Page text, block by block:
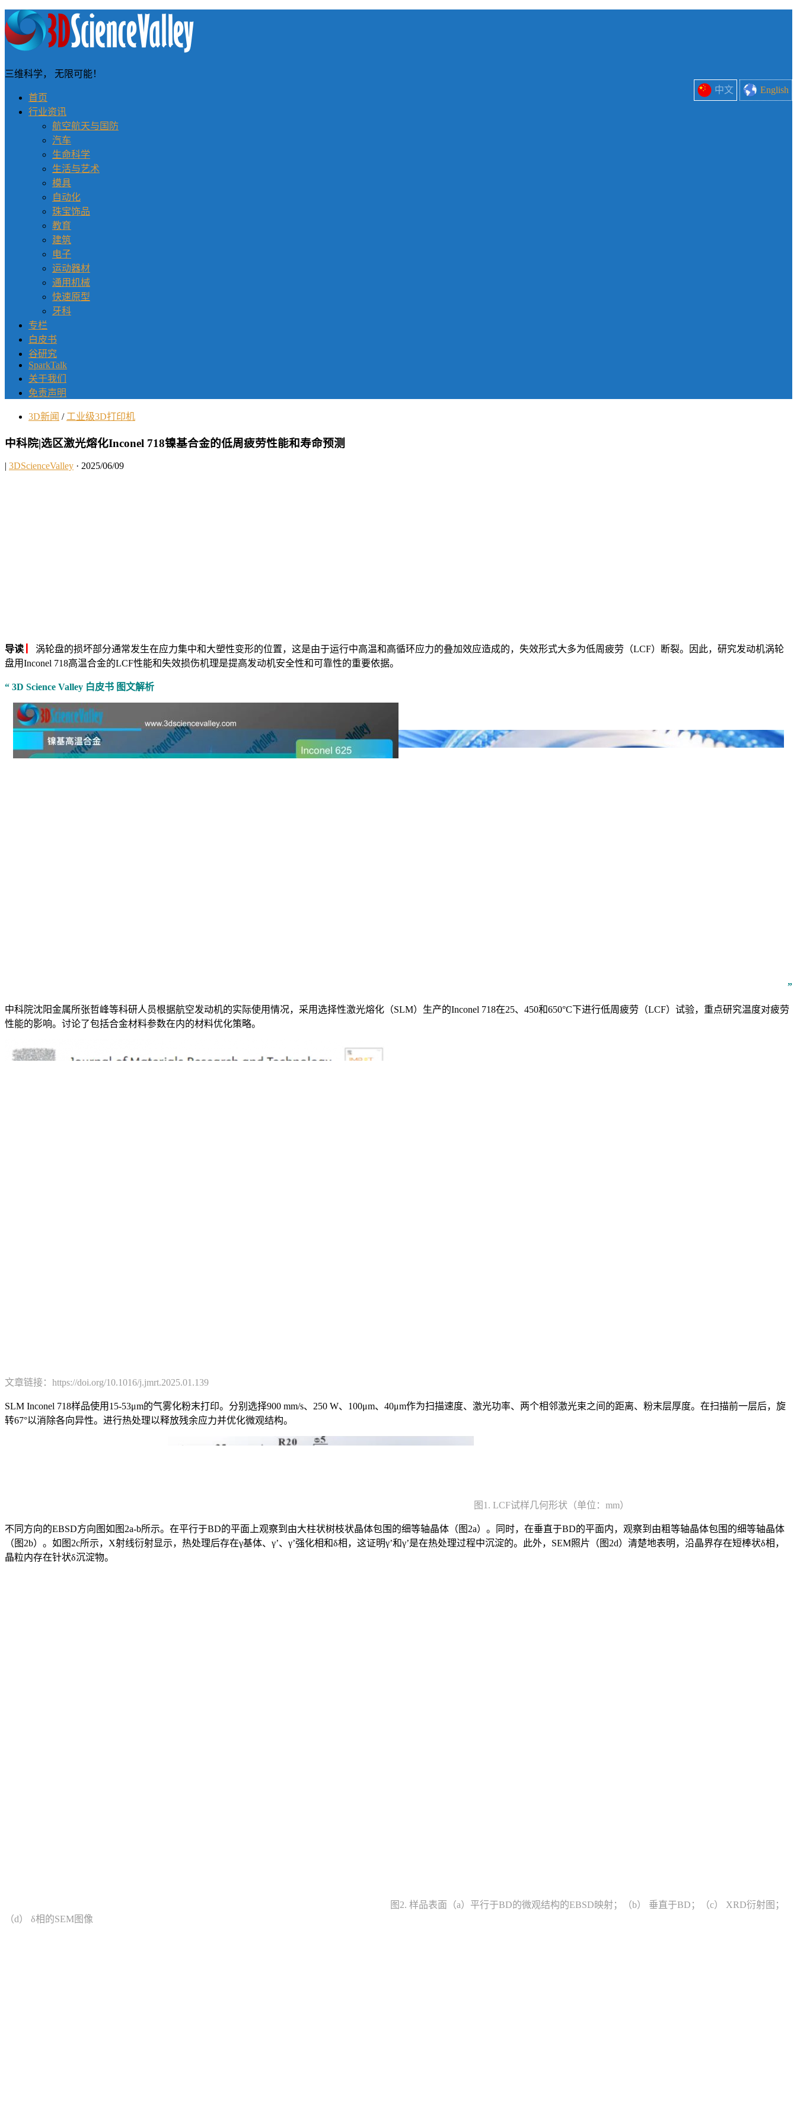
中文 English
三维科学， 无限可能！
首页
行业资讯
航空航天与国防
汽车
生命科学
生活与艺术
模具
自动化
珠宝饰品
教育
建筑
电子
运动器材
通用机械
快速原型
牙科
专栏
白皮书
谷研究
SparkTalk
关于我们
免责声明
3D新闻 / 工业级3D打印机
中科院|选区激光熔化Inconel 718镍基合金的低周疲劳性能和寿命预测
| 3DScienceValley · 2025/06/09
导读
涡轮盘的损坏部分通常发生在应力集中和大塑性变形的位置，这是由于运行中高温和高循环应力的叠加效应造成的，失效形式大多为低周疲劳（LCF）断裂。因此，研究发动机涡轮
盘用Inconel 718高温合金的LCF性能和失效损伤机理是提高发动机安全性和可靠性的重要依据。
“ 3D Science Valley 白皮书 图文解析
”
中科院沈阳金属所张哲峰等科研人员根据航空发动机的实际使用情况，采用选择性激光熔化（SLM）生产的Inconel 718在25、450和650°C下进行低周疲劳（LCF）试验，重点研究温度对疲劳
性能的影响。讨论了包括合金材料参数在内的材料优化策略。
文章链接：https://doi.org/10.1016/j.jmrt.2025.01.139
SLM Inconel 718样品使用15-53μm的气雾化粉末打印。分别选择900 mm/s、250 W、100μm、40μm作为扫描速度、激光功率、两个相邻激光束之间的距离、粉末层厚度。在扫描前一层后，旋
转67°以消除各向异性。进行热处理以释放残余应力并优化微观结构。
图1. LCF试样几何形状（单位：mm）
不同方向的EBSD方向图如图2a-b所示。在平行于BD的平面上观察到由大柱状树枝状晶体包围的细等轴晶体（图2a）。同时，在垂直于BD的平面内，观察到由粗等轴晶体包围的细等轴晶体
（图2b）。如图2c所示，X射线衍射显示，热处理后存在γ基体、γ’、γ’强化相和δ相，这证明γ’和γ’是在热处理过程中沉淀的。此外，SEM照片（图2d）清楚地表明，沿晶界存在短棒状δ相，
晶粒内存在针状δ沉淀物。
图2. 样品表面（a）平行于BD的微观结构的EBSD映射；（b） 垂直于BD；（c） XRD衍射图；
（d） δ相的SEM图像